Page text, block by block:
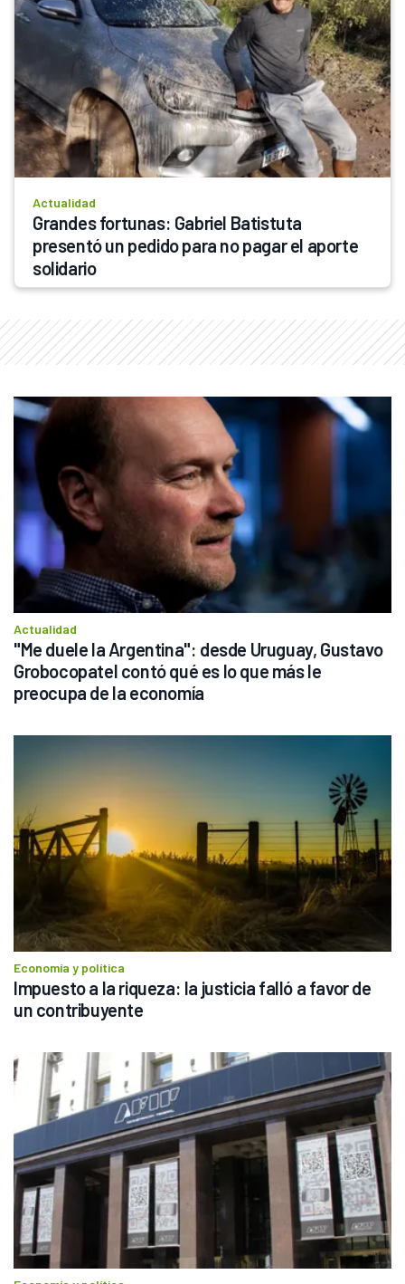
Actualidad
Grandes fortunas: Gabriel Batistuta
presentó un pedido para no pagar el aporte
solidario
Actualidad
"Me duele la Argentina": desde Uruguay, Gustavo
Grobocopatel contó qué es lo que más le
preocupa de la economía
Economía y política
Impuesto a la riqueza: la justicia falló a favor de
un contribuyente